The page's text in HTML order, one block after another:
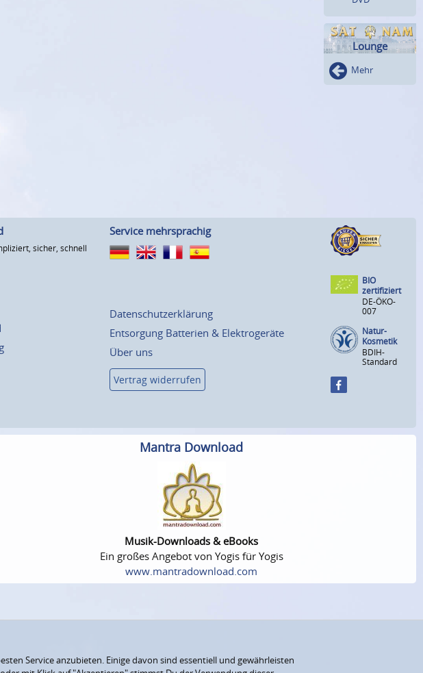
Lounge
Mehr
sicher, schnell
Service mehrsprachig
Datenschutzerklärung
Entsorgung Batterien & Elektrogeräte
Über uns
Vertrag widerrufen
BIO
zertifiziert
DE-ÖKO-
007
Natur-
Kosmetik
BDIH-
Standard
Mantra Download
Musik-Downloads & eBooks
Ein großes Angebot von Yogis für Yogis
www.mantradownload.com
Service anzubieten. Einige davon sind essentiell und gewährleisten